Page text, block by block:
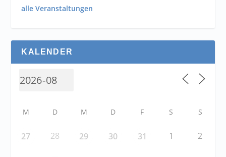
alle Veranstaltungen
KALENDER
M D M D F S S
27 28 29 30 31 1 2